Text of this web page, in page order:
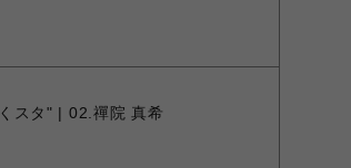
スタ" | 02.禪院 真希